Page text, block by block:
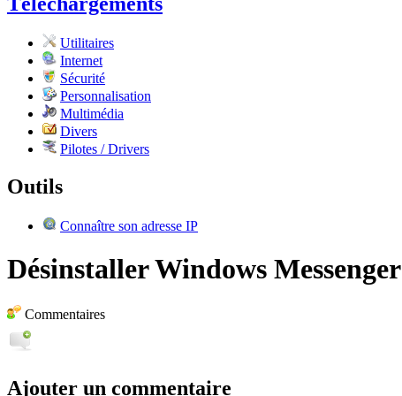
Utilitaires
Internet
Sécurité
Personnalisation
Multimédia
Divers
Pilotes / Drivers
Outils
Connaître son adresse IP
Désinstaller Windows Messenger
Commentaires
Ajouter un commentaire